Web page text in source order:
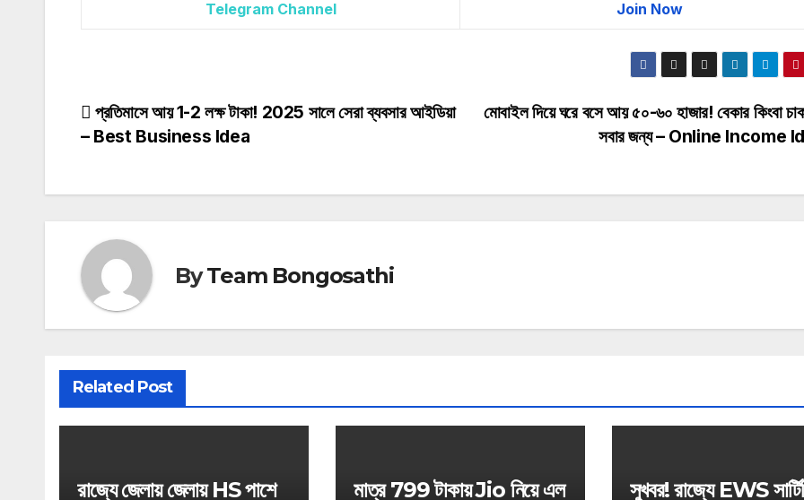
Telegram Channel Join Now
Post
মোবাইল দিয়ে ঘরে বসে আয় ৫০-৬০ হাজার! বেকার কিংবা
সবার জন্য – Online Income
প্রতিমাসে আয় 1-2 লক্ষ টাকা! 2025 সালে সেরা ব্যবসার আইডিয়া
– Best Business Idea
ByTeam Bongosathi
Related Post
রাজ্যে জেলায় জেলায় HS পাশে
মাত্র 799 টাকায় Jio নিয়ে এল
সুখবর! রাজ্যে EWS